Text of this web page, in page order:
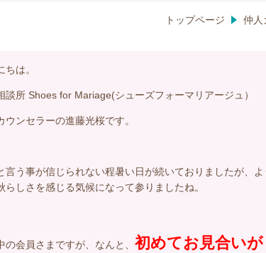
トップページ 仲人
ちは。
談所 Shoes for Mariage(シューズフォーマリアージュ）
ウンセラーの進藤光桜です。
言う事が信じられない程暑い日が続いておりましたが、よ
らしさを感じる気候になって参りましたね。
の会員さまですが、なんと、 初めてお見合いが